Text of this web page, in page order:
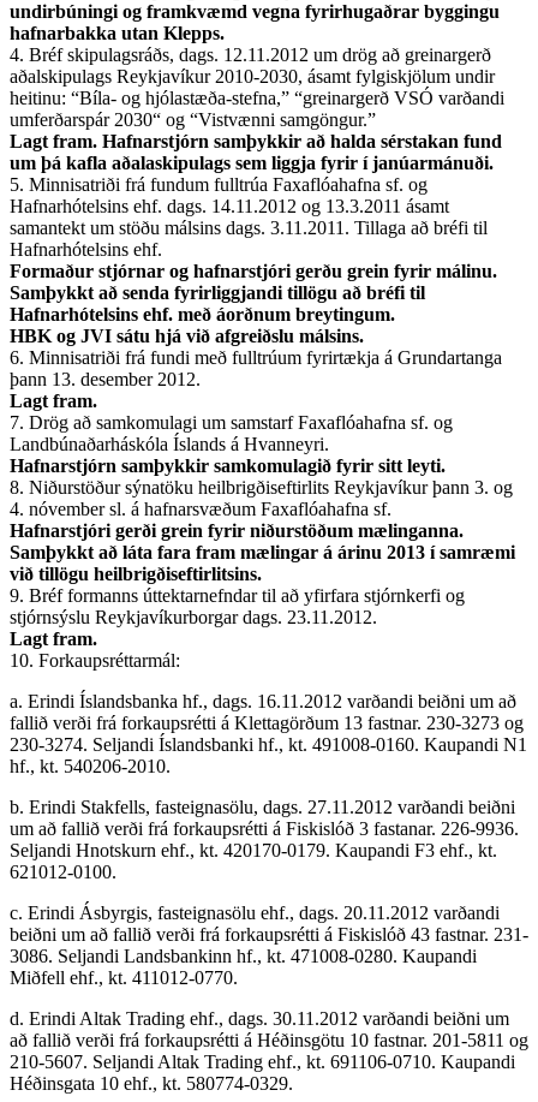
undirbúningi og framkvæmd vegna fyrirhugaðrar byggingu
hafnarbakka utan Klepps.
4. Bréf skipulagsráðs, dags. 12.11.2012 um drög að greinargerð
aðalskipulags Reykjavíkur 2010-2030, ásamt fylgiskjölum undir
heitinu: “Bíla- og hjólastæða-stefna,” “greinargerð VSÓ varðandi
umferðarspár 2030“ og “Vistvænni samgöngur.”
Lagt fram. Hafnarstjórn samþykkir að halda sérstakan fund
um þá kafla aðalaskipulags sem liggja fyrir í janúarmánuði.
5. Minnisatriði frá fundum fulltrúa Faxaflóahafna sf. og
Hafnarhótelsins ehf. dags. 14.11.2012 og 13.3.2011 ásamt
samantekt um stöðu málsins dags. 3.11.2011. Tillaga að bréfi til
Hafnarhótelsins ehf.
Formaður stjórnar og hafnarstjóri gerðu grein fyrir málinu.
Samþykkt að senda fyrirliggjandi tillögu að bréfi til
Hafnarhótelsins ehf. með áorðnum breytingum.
HBK og JVI sátu hjá við afgreiðslu málsins.
6. Minnisatriði frá fundi með fulltrúum fyrirtækja á Grundartanga
þann 13. desember 2012.
Lagt fram.
7. Drög að samkomulagi um samstarf Faxaflóahafna sf. og
Landbúnaðarháskóla Íslands á Hvanneyri.
Hafnarstjórn samþykkir samkomulagið fyrir sitt leyti.
8. Niðurstöður sýnatöku heilbrigðiseftirlits Reykjavíkur þann 3. og
4. nóvember sl. á hafnarsvæðum Faxaflóahafna sf.
Hafnarstjóri gerði grein fyrir niðurstöðum mælinganna.
Samþykkt að láta fara fram mælingar á árinu 2013 í samræmi
við tillögu heilbrigðiseftirlitsins.
9. Bréf formanns úttektarnefndar til að yfirfara stjórnkerfi og
stjórnsýslu Reykjavíkurborgar dags. 23.11.2012.
Lagt fram.
10. Forkaupsréttarmál:
a. Erindi Íslandsbanka hf., dags. 16.11.2012 varðandi beiðni um að
fallið verði frá forkaupsrétti á Klettagörðum 13 fastnar. 230-3273 og
230-3274. Seljandi Íslandsbanki hf., kt. 491008-0160. Kaupandi N1
hf., kt. 540206-2010.
b. Erindi Stakfells, fasteignasölu, dags. 27.11.2012 varðandi beiðni
um að fallið verði frá forkaupsrétti á Fiskislóð 3 fastanar. 226-9936.
Seljandi Hnotskurn ehf., kt. 420170-0179. Kaupandi F3 ehf., kt.
621012-0100.
c. Erindi Ásbyrgis, fasteignasölu ehf., dags. 20.11.2012 varðandi
beiðni um að fallið verði frá forkaupsrétti á Fiskislóð 43 fastnar. 231-
3086. Seljandi Landsbankinn hf., kt. 471008-0280. Kaupandi
Miðfell ehf., kt. 411012-0770.
d. Erindi Altak Trading ehf., dags. 30.11.2012 varðandi beiðni um
að fallið verði frá forkaupsrétti á Héðinsgötu 10 fastnar. 201-5811 og
210-5607. Seljandi Altak Trading ehf., kt. 691106-0710. Kaupandi
Héðinsgata 10 ehf., kt. 580774-0329.